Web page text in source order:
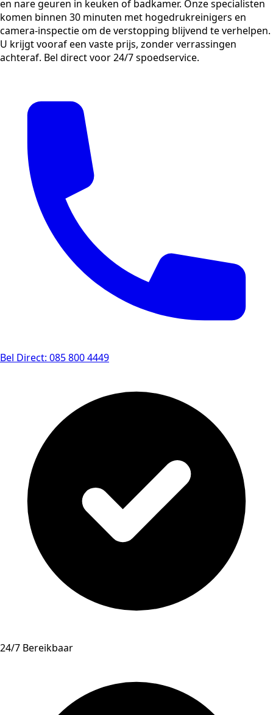
en nare geuren in keuken of badkamer. Onze specialisten
komen binnen 30 minuten met hogedrukreinigers en
camera-inspectie om de verstopping blijvend te verhelpen.
U krijgt vooraf een vaste prijs, zonder verrassingen
achteraf. Bel direct voor 24/7 spoedservice.
Bel Direct: 085 800 4449
24/7 Bereikbaar